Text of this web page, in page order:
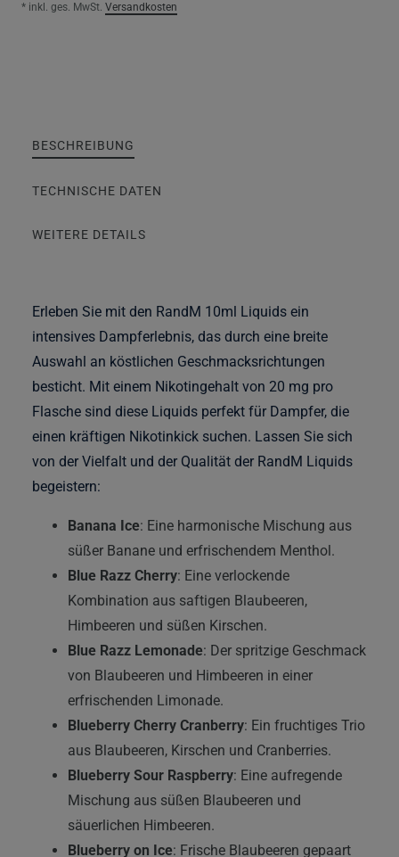
* inkl. ges. MwSt. Versandkosten
BESCHREIBUNG
TECHNISCHE DATEN
WEITERE DETAILS
Erleben Sie mit den RandM 10ml Liquids ein
intensives Dampferlebnis, das durch eine breite
Auswahl an köstlichen Geschmacksrichtungen
besticht. Mit einem Nikotingehalt von 20 mg pro
Flasche sind diese Liquids perfekt für Dampfer, die
einen kräftigen Nikotinkick suchen. Lassen Sie sich
von der Vielfalt und der Qualität der RandM Liquids
begeistern:
Banana Ice: Eine harmonische Mischung aus
süßer Banane und erfrischendem Menthol.
Blue Razz Cherry: Eine verlockende
Kombination aus saftigen Blaubeeren,
Himbeeren und süßen Kirschen.
Blue Razz Lemonade: Der spritzige Geschmack
von Blaubeeren und Himbeeren in einer
erfrischenden Limonade.
Blueberry Cherry Cranberry: Ein fruchtiges Trio
aus Blaubeeren, Kirschen und Cranberries.
Blueberry Sour Raspberry: Eine aufregende
Mischung aus süßen Blaubeeren und
säuerlichen Himbeeren.
Blueberry on Ice: Frische Blaubeeren gepaart